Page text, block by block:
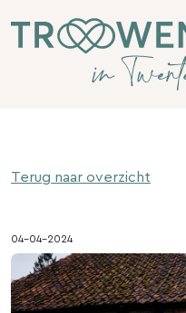
Terug naar overzicht
04-04-2024